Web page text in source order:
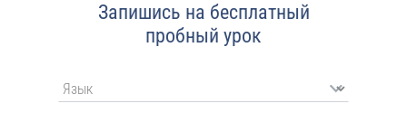
Запишись на бесплатный
пробный урок